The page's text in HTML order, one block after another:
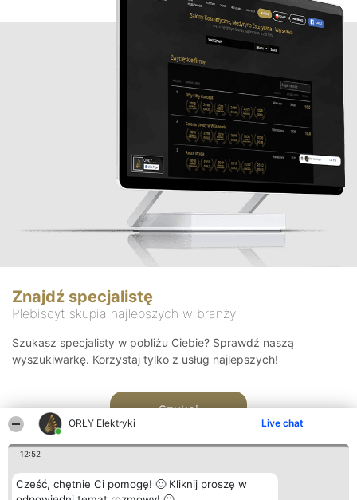
ORŁY Elektryki Live chat
12:52
Cześć, chętnie Ci pomogę! 🙂 Kliknij proszę w
Znajdź specjalistę
Plebiscyt skupia najlepszych w branży
Szukasz specjalisty w pobliżu Ciebie? Sprawdź naszą
wyszukiwarkę. Korzystaj tylko z usług najlepszych!
Szukaj